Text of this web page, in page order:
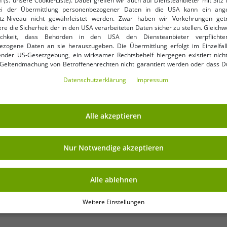
Deine 7% Extra-
Deine E-Mail-
VORTEILE
KAUF AUF RECHNUNG
100 Tage Rückgaberecht
Versandkostenfrei ab 49 €
der Übermittlung personenbezogener Daten in die USA kann ein
Niveau nicht gewährleistet werden. Zwar haben wir Vorkehrungen
die Sicherheit der in den USA verarbeiteten Daten sicher zu stellen.
dass Behörden in den USA den Diensteanbieter
Daten an sie herauszugeben. Die Übermittlung erfolgt im
US-Gesetzgebung, ein wirksamer Rechtsbehelf hiergegen existiert
von Betroffenenrechten nicht garantiert werden oder dass
in die USA für einverstanden (s.a. unsere Datenschutzerklärung). Du hast
erklären oder unter „Weitere Einstellungen“ an Deine Wünsche
kannst Du jederzeit über „Datenschutz-Einstellungen“ am Ende jeder
die Zukunft widerrufen oder ändern.
Daten­schutz­erklärung Impressum
Alle akzeptieren
Nur Notwendige akzeptieren
Alle ablehnen
Weitere Einstellungen